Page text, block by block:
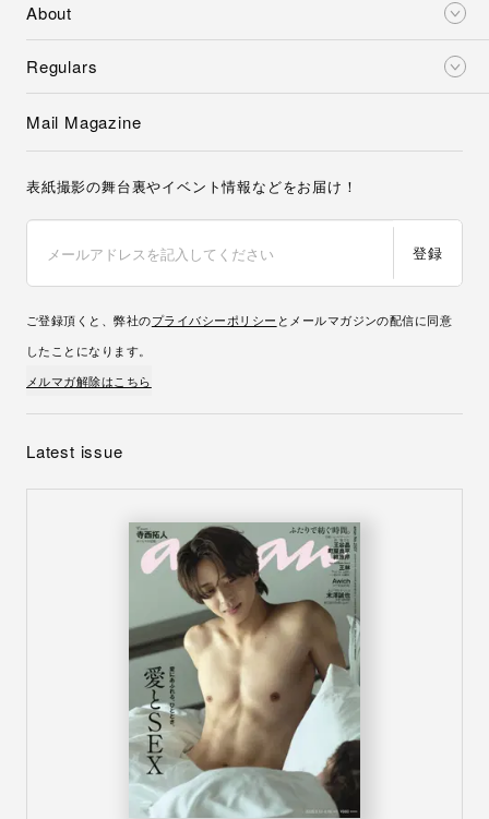
About
Regulars
Mail Magazine
表紙撮影の舞台裏やイベント情報などをお届け！
登録
ご登録頂くと、弊社のプライバシーポリシー とメールマガジンの配信に同意
したことになります。
メルマガ解除はこちら
Latest issue